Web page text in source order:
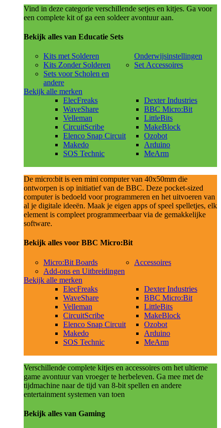
Vind in deze categorie verschillende setjes en kitjes. Ga voor
een complete kit of ga een soldeer avontuur aan.
Bekijk alles van Educatie Sets
Kits met Solderen
Kits Zonder Solderen
Sets voor Scholen en
andere
Onderwijsinstellingen
Set Accessoires
Bekijk alle merken
ElecFreaks
WaveShare
Velleman
CircuitScribe
Elenco Snap Circuit
Makedo
SOS Technic
Dexter Industries
BBC Micro:Bit
LittleBits
MakeBlock
Ozobot
Arduino
MeArm
De micro:bit is een mini computer van 40x50mm die
ontworpen is op initiatief van de BBC. Deze pocket-sized
computer is bedoeld voor programmeren en het uitvoeren van
al je digitale ideeën. Maak je eigen apps of speel spelletjes, elk
element is compleet programmeerbaar via de gemakkelijke
software.
Bekijk alles voor BBC Micro:Bit
Micro:Bit Boards
Add-ons en Uitbreidingen
Accessoires
Bekijk alle merken
ElecFreaks
WaveShare
Velleman
CircuitScribe
Elenco Snap Circuit
Makedo
SOS Technic
Dexter Industries
BBC Micro:Bit
LittleBits
MakeBlock
Ozobot
Arduino
MeArm
Verschillende complete kitjes en accessoires om het ultieme
game avontuur van vroeger te herbeleven. Ga mee met de
tijdmachine naar de tijd van 8-bit spellen en andere
entertainment systemen van toen
Bekijk alles van Gaming